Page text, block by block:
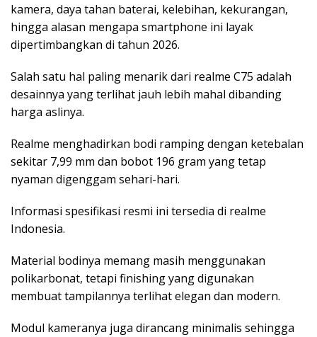
kamera, daya tahan baterai, kelebihan, kekurangan,
hingga alasan mengapa smartphone ini layak
dipertimbangkan di tahun 2026.
Salah satu hal paling menarik dari realme C75 adalah
desainnya yang terlihat jauh lebih mahal dibanding
harga aslinya.
Realme menghadirkan bodi ramping dengan ketebalan
sekitar 7,99 mm dan bobot 196 gram yang tetap
nyaman digenggam sehari-hari.
Informasi spesifikasi resmi ini tersedia di realme
Indonesia.
Material bodinya memang masih menggunakan
polikarbonat, tetapi finishing yang digunakan
membuat tampilannya terlihat elegan dan modern.
Modul kameranya juga dirancang minimalis sehingga